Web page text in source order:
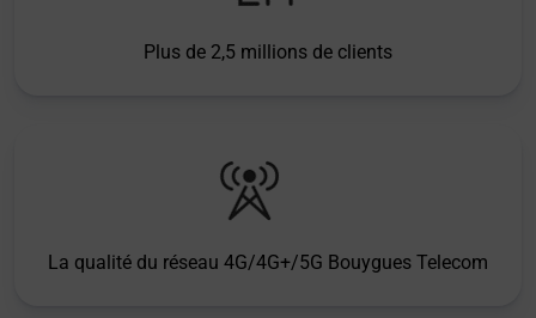
Plus de 2,5 millions de clients
La qualité du réseau 4G/4G+/5G Bouygues Telecom